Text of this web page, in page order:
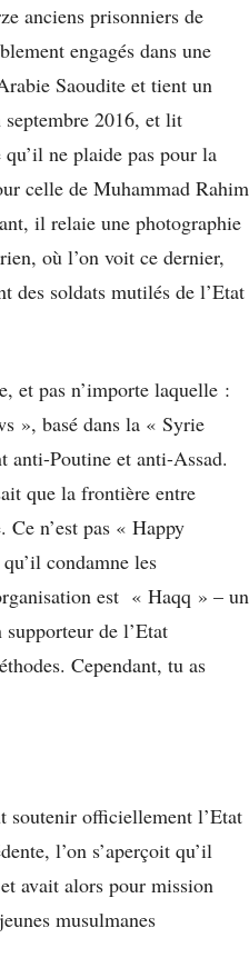
anciens prisonniers de
engagés dans une
Saoudite et tient un
2016, et lit
ne plaide pas pour la
celle de Muhammad Rahim
il relaie une photographie
où l’on voit ce dernier,
des soldats mutilés de l’Etat
et pas n’importe laquelle :
», basé dans la « Syrie
anti-Poutine et anti-Assad.
que la frontière entre
n’est pas « Happy
condamne les
est « Haqq » – un
de l’Etat
Cependant, tu as
soutenir officiellement l’Etat
l’on s’aperçoit qu’il
avait alors pour mission
musulmanes